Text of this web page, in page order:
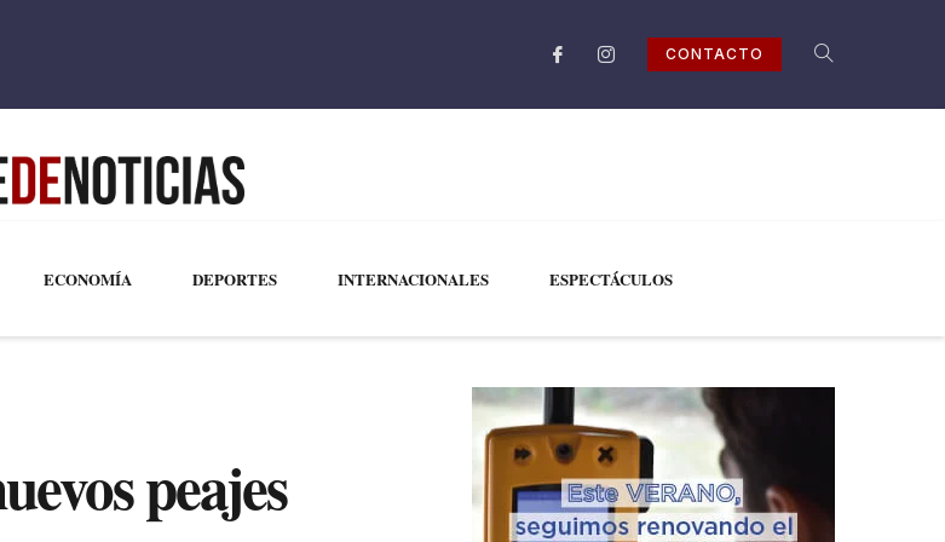
CONTACTO
ECONOMÍA DEPORTES INTERNACIONALES ESPECTÁCULOS
peajes